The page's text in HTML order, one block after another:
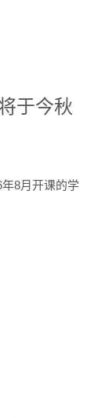
于今秋
8月开课的学